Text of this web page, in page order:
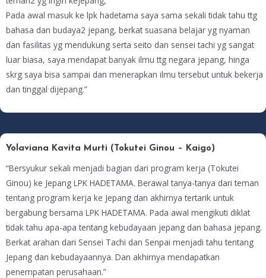
Pada awal masuk ke lpk hadetama saya sama sekali tidak tahu ttg
bahasa dan budaya2 jepang, berkat suasana belajar yg nyaman
dan fasilitas yg mendukung serta seito dan sensei tachi yg sangat
luar biasa, saya mendapat banyak ilmu ttg negara jepang, hinga
skrg saya bisa sampai dan menerapkan ilmu tersebut untuk bekerja
dan tinggal dijepang.”
Yolaviana Kavita Murti (Tokutei Ginou – Kaigo)
“Bersyukur sekali menjadi bagian dari program kerja (Tokutei
Ginou) ke Jepang LPK HADETAMA. Berawal tanya-tanya dari teman
tentang program kerja ke Jepang dan akhirnya tertarik untuk
bergabung bersama LPK HADETAMA. Pada awal mengikuti diklat
tidak tahu apa-apa tentang kebudayaan jepang dan bahasa jepang.
Berkat arahan dari Sensei Tachi dan Senpai menjadi tahu tentang
Jepang dan kebudayaannya. Dan akhirnya mendapatkan
penempatan perusahaan.”